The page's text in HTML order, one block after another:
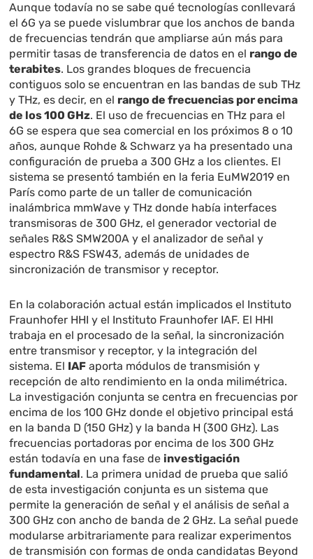
Aunque todavía no se sabe qué tecnologías conllevará
el 6G ya se puede vislumbrar que los anchos de banda
de frecuencias tendrán que ampliarse aún más para
permitir tasas de transferencia de datos en el rango de
terabites. Los grandes bloques de frecuencia
contiguos solo se encuentran en las bandas de sub THz
y THz, es decir, en el rango de frecuencias por encima
de los 100 GHz. El uso de frecuencias en THz para el
6G se espera que sea comercial en los próximos 8 o 10
años, aunque Rohde & Schwarz ya ha presentado una
configuración de prueba a 300 GHz a los clientes. El
sistema se presentó también en la feria EuMW2019 en
París como parte de un taller de comunicación
inalámbrica mmWave y THz donde había interfaces
transmisoras de 300 GHz, el generador vectorial de
señales R&S SMW200A y el analizador de señal y
espectro R&S FSW43, además de unidades de
sincronización de transmisor y receptor.
En la colaboración actual están implicados el Instituto
Fraunhofer HHI y el Instituto Fraunhofer IAF. El HHI
trabaja en el procesado de la señal, la sincronización
entre transmisor y receptor, y la integración del
sistema. El IAF aporta módulos de transmisión y
recepción de alto rendimiento en la onda milimétrica.
La investigación conjunta se centra en frecuencias por
encima de los 100 GHz donde el objetivo principal está
en la banda D (150 GHz) y la banda H (300 GHz). Las
frecuencias portadoras por encima de los 300 GHz
están todavía en una fase de investigación
fundamental. La primera unidad de prueba que salió
de esta investigación conjunta es un sistema que
permite la generación de señal y el análisis de señal a
300 GHz con ancho de banda de 2 GHz. La señal puede
modularse arbitrariamente para realizar experimentos
de transmisión con formas de onda candidatas Beyond